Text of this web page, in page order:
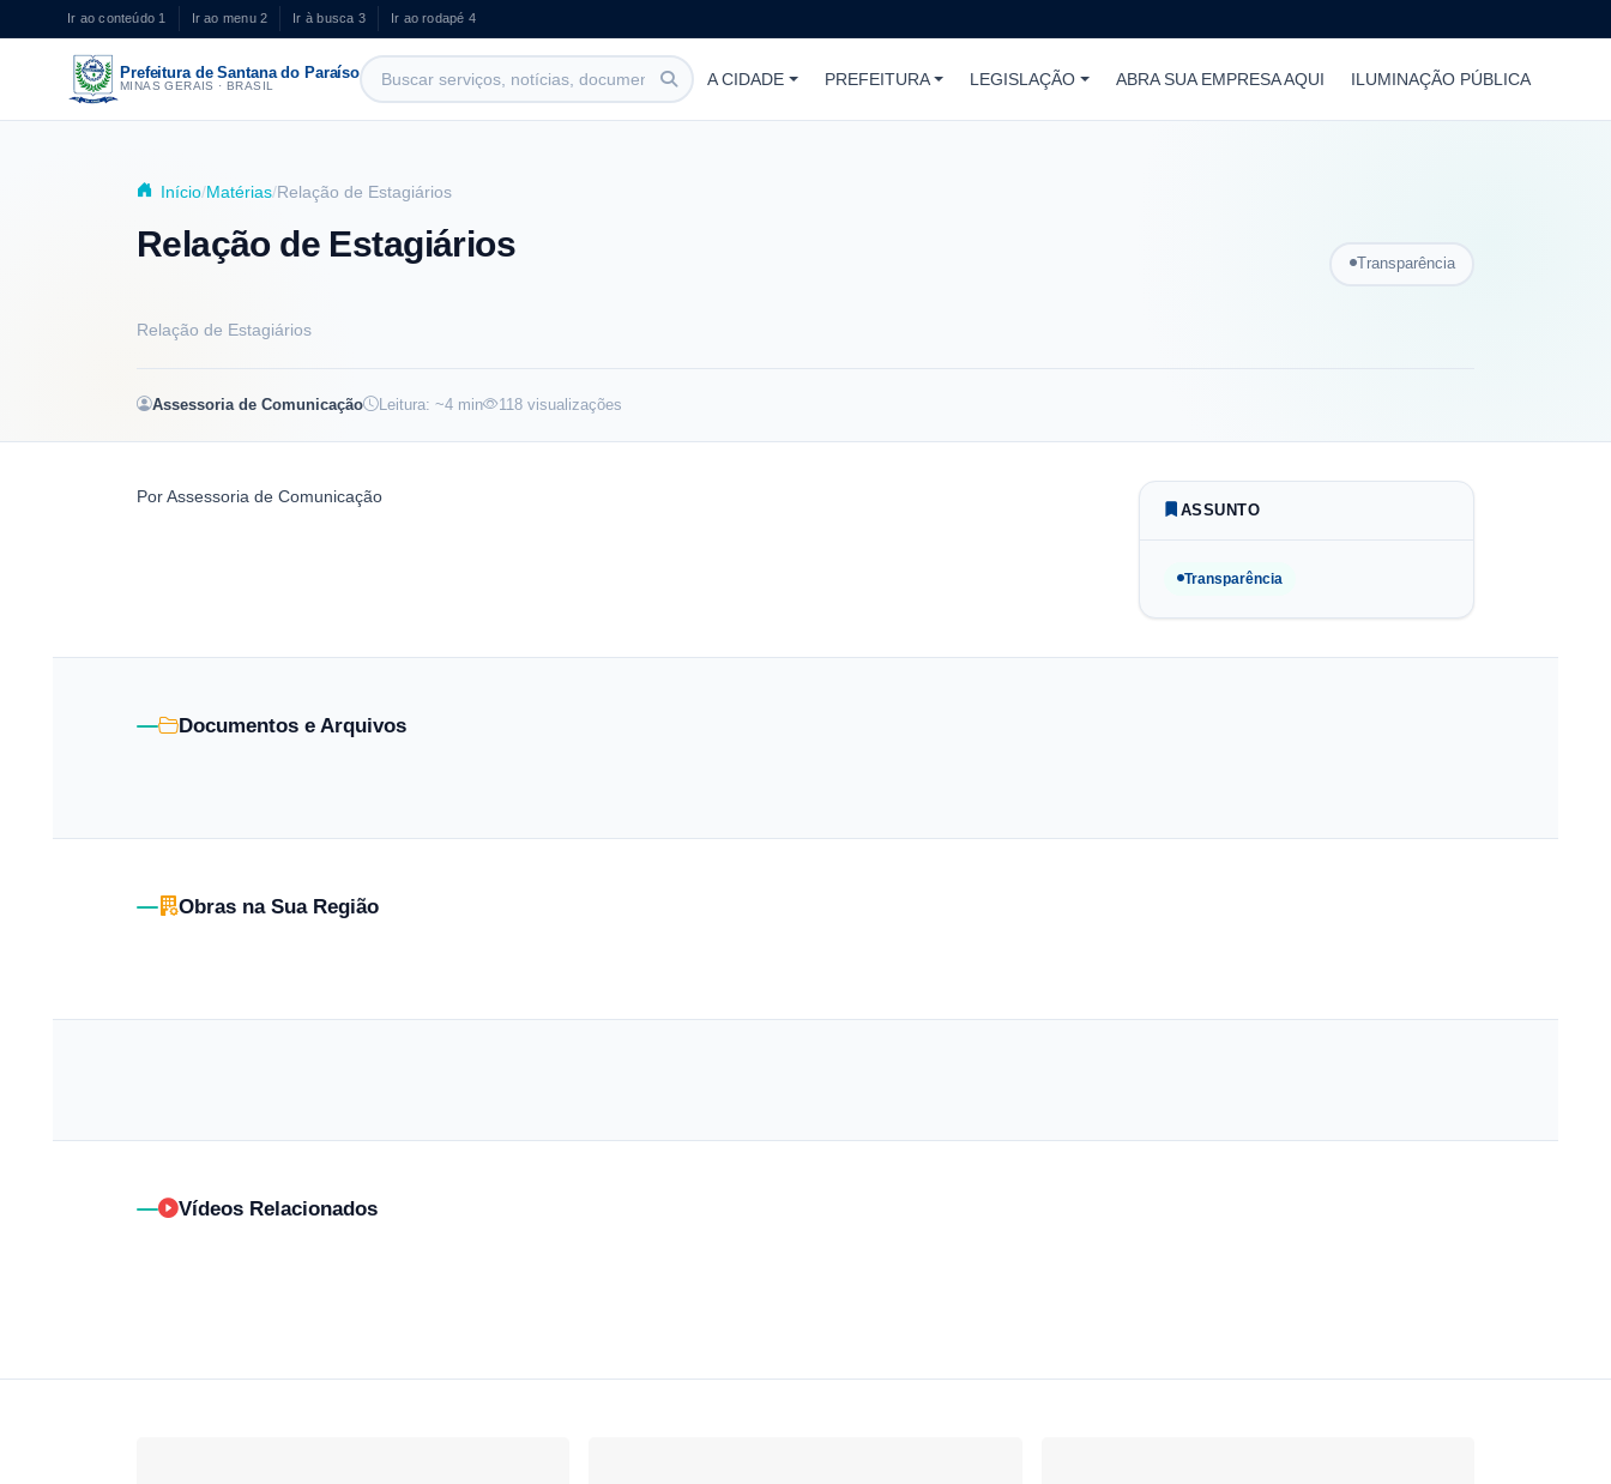
Pular para o conteúdo principal
Ir ao conteúdo 1 Ir ao menu 2 Ir à busca 3 Ir ao rodapé 4
Prefeitura de Santana do Paraíso
MINAS GERAIS · BRASIL A CIDADE PREFEITURA LEGISLAÇÃO ABRA SUA EMPRESA AQUI ILUMINAÇÃO PÚBLICA
Início Matérias Relação de Estagiários
Relação de Estagiários Transparência
Relação de Estagiários
Assessoria de Comunicação Leitura: ~4 min 118 visualizações
PorAssessoria de Comunicação
ASSUNTO
Transparência
Documentos e Arquivos
Obras na Sua Região
Vídeos Relacionados